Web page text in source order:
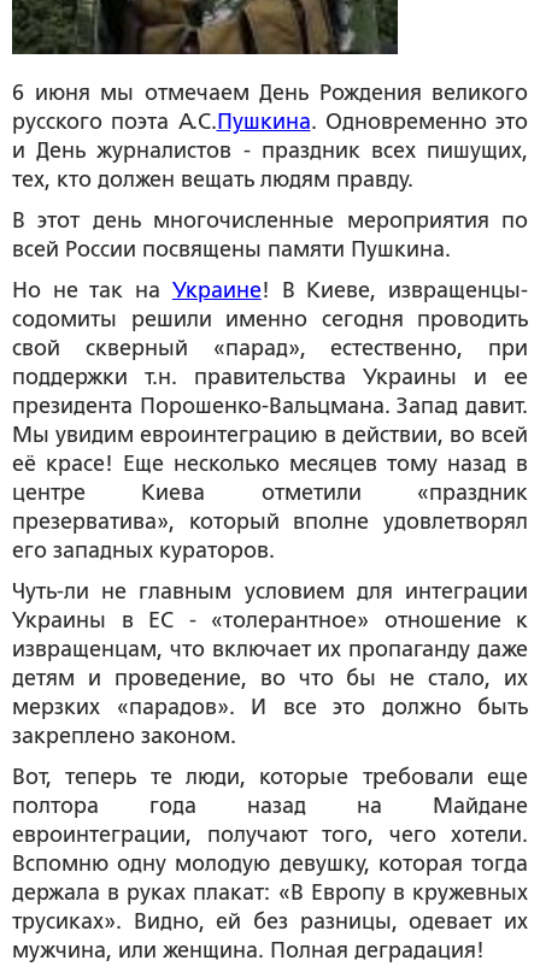
6 июня мы отмечаем День Рождения великого
русского поэта А.С. Пушкина. Одновременно это
и День журналистов - праздник всех пишущих,
тех, кто должен вещать людям правду.
В этот день многочисленные мероприятия по
всей России посвящены памяти Пушкина.
Но не так на Украине! В Киеве, извращенцы-
содомиты решили именно сегодня проводить
свой скверный «парад», естественно, при
поддержки т.н. правительства Украины и ее
президента Порошенко-Вальцмана. Запад давит.
Мы увидим евроинтеграцию в действии, во всей
её красе! Еще несколько месяцев тому назад в
центре Киева отметили «праздник
презерватива», который вполне удовлетворял
его западных кураторов.
Чуть-ли не главным условием для интеграции
Украины в ЕС - «толерантное» отношение к
извращенцам, что включает их пропаганду даже
детям и проведение, во что бы не стало, их
мерзких «парадов». И все это должно быть
закреплено законом.
Вот, теперь те люди, которые требовали еще
полтора года назад на Майдане
евроинтеграции, получают того, чего хотели.
Вспомню одну молодую девушку, которая тогда
держала в руках плакат: «В Европу в кружевных
трусиках». Видно, ей без разницы, одевает их
мужчина, или женщина. Полная деградация!